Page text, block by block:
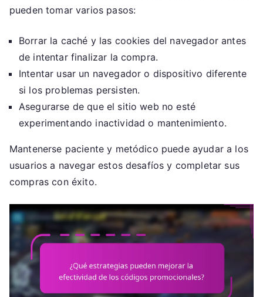
pueden tomar varios pasos:
Borrar la caché y las cookies del navegador antes
de intentar finalizar la compra.
Intentar usar un navegador o dispositivo diferente
si los problemas persisten.
Asegurarse de que el sitio web no esté
experimentando inactividad o mantenimiento.
Mantenerse paciente y metódico puede ayudar a los
usuarios a navegar estos desafíos y completar sus
compras con éxito.